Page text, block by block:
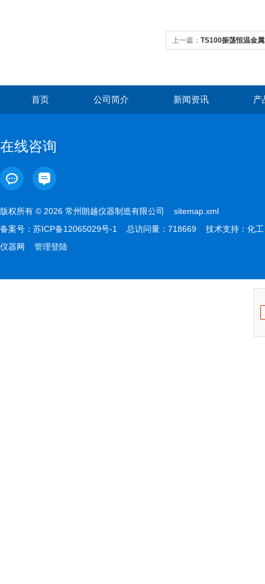
上一篇： TS100振荡恒温金
首页 公司简介 新闻资讯 产
在线咨询
版权所有 © 2026 常州朗越仪器制造有限公司 sitemap.xml
备案号： 苏ICP备12065029号-1 总访问量：718669 技术支持： 化工
仪器网
管理登陆